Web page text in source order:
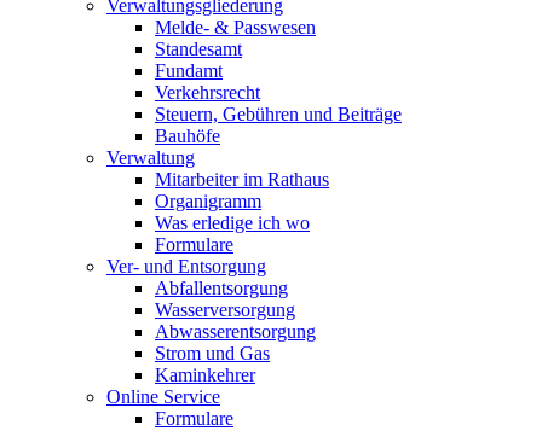
Verwaltungsgliederung
Melde- & Passwesen
Standesamt
Fundamt
Verkehrsrecht
Steuern, Gebühren und Beiträge
Bauhöfe
Verwaltung
Mitarbeiter im Rathaus
Organigramm
Was erledige ich wo
Formulare
Ver- und Entsorgung
Abfallentsorgung
Wasserversorgung
Abwasserentsorgung
Strom und Gas
Kaminkehrer
Online Service
Formulare